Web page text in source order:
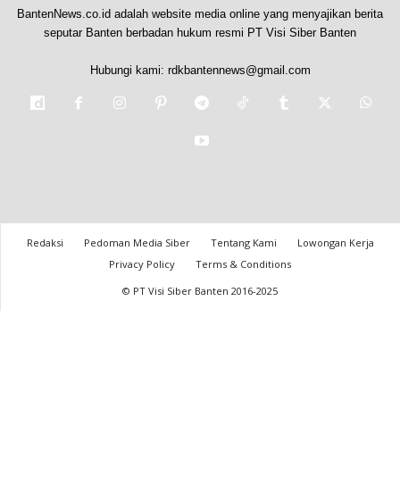
BantenNews.co.id adalah website media online yang menyajikan berita
seputar Banten berbadan hukum resmi PT Visi Siber Banten
Hubungi kami: rdkbantennews@gmail.com
Redaksi Pedoman Media Siber Tentang Kami
Lowongan Kerja
Privacy Policy
Terms & Conditions
© PT Visi Siber Banten 2016-2025